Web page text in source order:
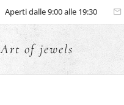
Aperti dalle 9:00 alle 19:30
Art of jewels